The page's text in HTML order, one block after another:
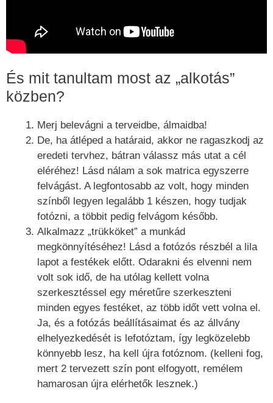
És mit tanultam most az „alkotás”
közben?
Merj belevágni a terveidbe, álmaidba!
De, ha átléped a határaid, akkor ne ragaszkodj az
eredeti tervhez, bátran válassz más utat a cél
eléréhez! Lásd nálam a sok matrica egyszerre
felvágást. A legfontosabb az volt, hogy minden
színből legyen legalább 1 készen, hogy tudjak
fotózni, a többit pedig felvágom később.
Alkalmazz „trükköket” a munkád
megkönnyítéséhez! Lásd a fotózós részbél a lila
lapot a festékek előtt. Odarakni és elvenni nem
volt sok idő, de ha utólag kellett volna
szerkesztéssel egy méretűre szerkeszteni
minden egyes festéket, az több időt vett volna el.
Ja, és a fotózás beállításaimat és az állvány
elhelyezkedését is lefotóztam, így legközelebb
könnyebb lesz, ha kell újra fotóznom. (kelleni fog,
mert 2 tervezett szín pont elfogyott, remélem
hamarosan újra elérhetők lesznek.)